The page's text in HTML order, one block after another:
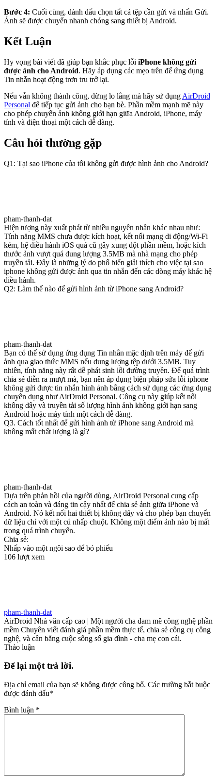
Bước 4: Cuối cùng, đánh dấu chọn tất cả tệp cần gửi và nhấn Gửi.
Ảnh sẽ được chuyển nhanh chóng sang thiết bị Android.
Kết Luận
Hy vọng bài viết đã giúp bạn khắc phục lỗi iPhone không gửi
được ảnh cho Android. Hãy áp dụng các mẹo trên để ứng dụng
Tin nhắn hoạt động trơn tru trở lại.
Nếu vẫn không thành công, đừng lo lắng mà hãy sử dụng AirDroid
Personal để tiếp tục gửi ảnh cho bạn bè. Phần mềm mạnh mẽ này
cho phép chuyển ảnh không giới hạn giữa Android, iPhone, máy
tính và điện thoại một cách dễ dàng.
Câu hỏi thường gặp
Q1: Tại sao iPhone của tôi không gửi được hình ảnh cho Android?
pham-thanh-dat
Hiện tượng này xuất phát từ nhiều nguyên nhân khác nhau như:
Tính năng MMS chưa được kích hoạt, kết nối mạng di động/Wi-Fi
kém, hệ điều hành iOS quá cũ gây xung đột phần mềm, hoặc kích
thước ảnh vượt quá dung lượng 3.5MB mà nhà mạng cho phép
truyền tải. Đây là những lý do phổ biến giải thích cho việc tại sao
iphone không gửi được ảnh qua tin nhắn đến các dòng máy khác hệ
điều hành.
Q2: Làm thế nào để gửi hình ảnh từ iPhone sang Android?
pham-thanh-dat
Bạn có thể sử dụng ứng dụng Tin nhắn mặc định trên máy để gửi
ảnh qua giao thức MMS nếu dung lượng tệp dưới 3.5MB. Tuy
nhiên, tính năng này rất dễ phát sinh lỗi đường truyền. Để quá trình
chia sẻ diễn ra mượt mà, bạn nên áp dụng biện pháp sửa lỗi iphone
không gửi được tin nhắn hình ảnh bằng cách sử dụng các ứng dụng
chuyên dụng như AirDroid Personal. Công cụ này giúp kết nối
không dây và truyền tải số lượng hình ảnh không giới hạn sang
Android hoặc máy tính một cách dễ dàng.
Q3. Cách tốt nhất để gửi hình ảnh từ iPhone sang Android mà
không mất chất lượng là gì?
pham-thanh-dat
Dựa trên phản hồi của người dùng, AirDroid Personal cung cấp
cách an toàn và đáng tin cậy nhất để chia sẻ ảnh giữa iPhone và
Android. Nó kết nối hai thiết bị không dây và cho phép bạn chuyển
dữ liệu chỉ với một cú nhấp chuột. Không một điểm ảnh nào bị mất
trong quá trình chuyển.
Chia sẻ:
Nhấp vào một ngôi sao để bỏ phiếu
106 lượt xem
pham-thanh-dat
AirDroid Nhà văn cấp cao | Một người cha đam mê công nghệ phần
mềm Chuyên viết đánh giá phần mềm thực tế, chia sẻ công cụ công
nghệ, và cân bằng cuộc sống số gia đình - cha mẹ con cái.
Thảo luận
Để lại một trả lời.
Địa chỉ email của bạn sẽ không được công bố. Các trường bắt buộc
được đánh dấu*
Bình luận *